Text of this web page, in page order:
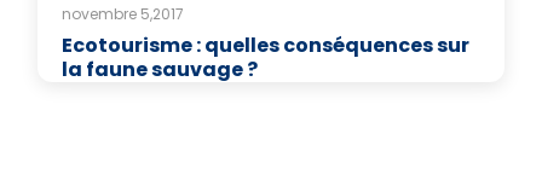
novembre 5,2017
Ecotourisme : quelles conséquences sur
la faune sauvage ?